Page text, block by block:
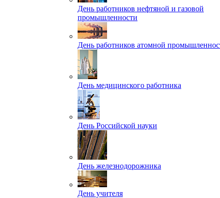
День работников нефтяной и газовой
промышленности
День работников атомной
День медицинского работника
День Российской науки
День железнодорожника
День учителя